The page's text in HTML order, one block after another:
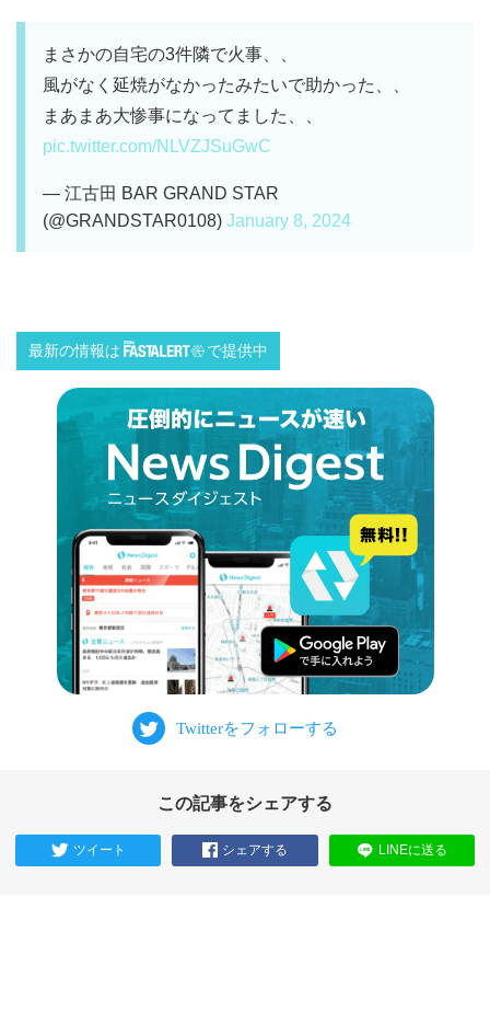
まさかの自宅の3件隣で火事、、
風がなく延焼がなかったみたいで助かった、、
まあまあ大惨事になってました、、
pic.twitter.com/NLVZJSuGwC
— 江古田 BAR GRAND STAR
(@GRANDSTAR0108) January 8, 2024
最新の情報は で提供中
この記事をシェアする
ツイート シェアする LINEに送る